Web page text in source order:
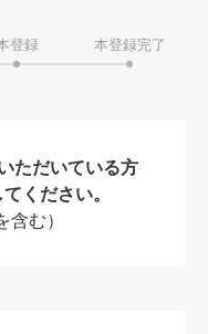
登録 本登録完了
ただいている方
てください。
む）